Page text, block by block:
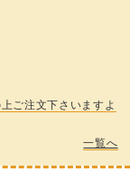
ご注文下さいますよ
一覧へ